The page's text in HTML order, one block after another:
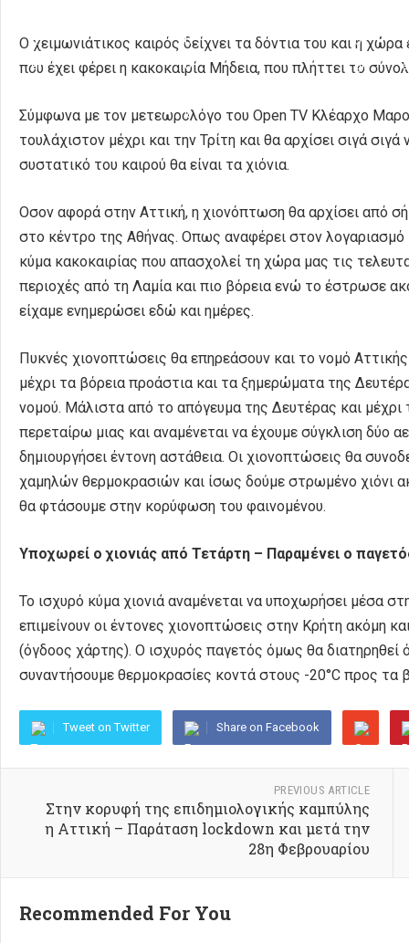
Ο χειμωνιάτικος καιρός δείχνει τα δόντια του και η
που έχει φέρει η κακοκαιρία Μήδεια, που πλήττει το
Σύμφωνα με τον μετεωρολόγο του Open TV Κλέαρχο
τουλάχιστον μέχρι και την Τρίτη και θα αρχίσει σιγά
συστατικό του καιρού θα είναι τα χιόνια.
Οσον αφορά στην Αττική, η χιονόπτωση θα αρχίσει από
στο κέντρο της Αθήνας. Oπως αναφέρει στον
κύμα κακοκαιρίας που απασχολεί τη χώρα μας τις
περιοχές από τη Λαμία και πιο βόρεια ενώ το έστρωσε
είχαμε ενημερώσει εδώ και ημέρες.
Πυκνές χιονοπτώσεις θα επηρεάσουν και το νομό
μέχρι τα βόρεια προάστια και τα ξημερώματα της
νομού. Μάλιστα από το απόγευμα της Δευτέρας και
περεταίρω μιας και αναμένεται να έχουμε σύγκλιση
δημιουργήσει έντονη αστάθεια. Οι χιονοπτώσεις θα
χαμηλών θερμοκρασιών και ίσως δούμε στρωμένο χιόνι
θα φτάσουμε στην κορύφωση του φαινομένου.
Υποχωρεί ο χιονιάς από Τετάρτη – Παραμένει ο
Το ισχυρό κύμα χιονιά αναμένεται να υποχωρήσει μέσα
επιμείνουν οι έντονες χιονοπτώσεις στην Κρήτη ακόμη
(όγδοος χάρτης). Ο ισχυρός παγετός όμως θα
συναντήσουμε θερμοκρασίες κοντά στους -20°C προς τα
Tweet on Twitter Share on Facebook
PREVIOUS ARTICLE
Στην κορυφή της επιδημιολογικής καμπύλης
η Αττική – Παράταση lockdown και μετά την
28η Φεβρουαρίου
Recommended For You